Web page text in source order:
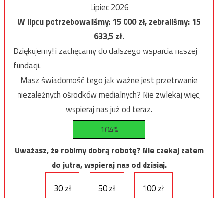
Lipiec 2026
W lipcu potrzebowaliśmy:15 000zł, zebraliśmy:15
633,5zł.
Dziękujemy! i zachęcamy do dalszego wsparcia naszej
fundacji.
Masz świadomość tego jak ważne jest przetrwanie
niezależnych ośrodków medialnych? Nie zwlekaj więc,
wspieraj nas już od teraz.
104%
Uważasz, że robimy dobrą robotę? Nie czekaj zatem
do jutra, wspieraj nas od dzisiaj.
30 zł
50 zł 100 zł